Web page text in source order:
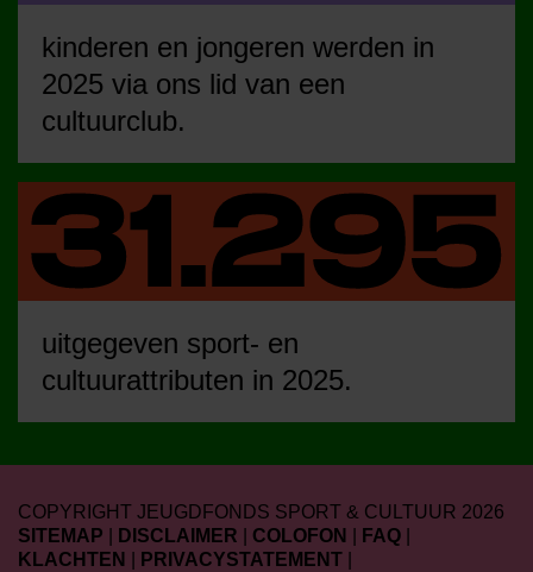
kinderen en jongeren werden in
2025 via ons lid van een
cultuurclub.
uitgegeven sport- en
cultuurattributen in 2025.
COPYRIGHT JEUGDFONDS SPORT & CULTUUR 2026
SITEMAP
DISCLAIMER COLOFON FAQ
KLACHTEN
PRIVACYSTATEMENT